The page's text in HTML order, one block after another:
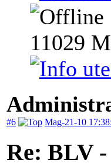
11029
#6 Mag-21-10
Re: BLV